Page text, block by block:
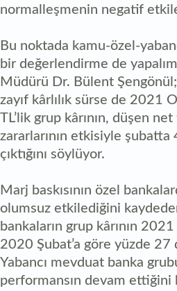
normalleşmenin negatif
Bu noktada kamu-özel-
bir değerlendirme de
Müdürü Dr. Bülent
zayıf kârlılık sürse de 2021
TL’lik grup kârının, düşen
zararlarının etkisiyle şubatta
çıktığını söylüyor.
Marj baskısının özel
olumsuz etkilediğini
bankaların grup kârının
2020 Şubat’a göre yüzde 27
Yabancı mevduat banka
performansın devam